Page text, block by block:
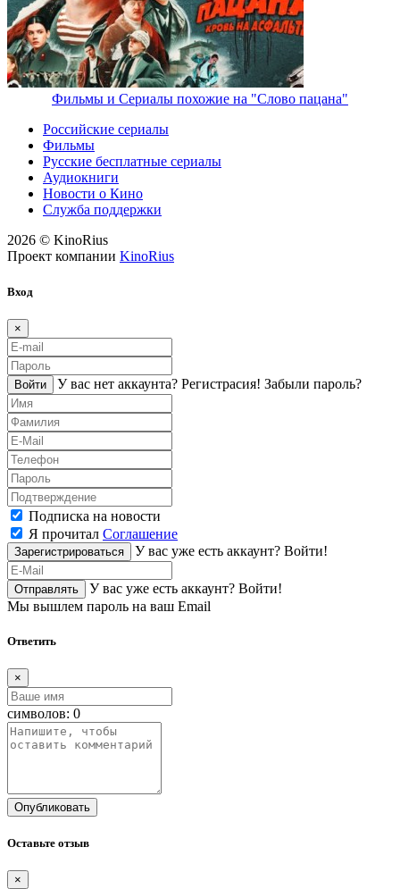
Фильмы и Сериалы похожие на "Слово пацана"
Российские сериалы
Фильмы
Русские бесплатные сериалы
Аудиокниги
Новости о Кино
Служба поддержки
2026 © KinoRius
Проект компании KinoRius
Вход
×
Войти У вас нет аккаунта? Регистраcия! Забыли пароль?
Подписка на новости
Я прочитал Соглашение
Зарегистрироваться У вас уже есть аккаунт? Войти!
Отправлять У вас уже есть аккаунт? Войти!
Мы вышлем пароль на ваш Email
Ответить
×
символов: 0
Опубликовать
Оставьте отзыв
×